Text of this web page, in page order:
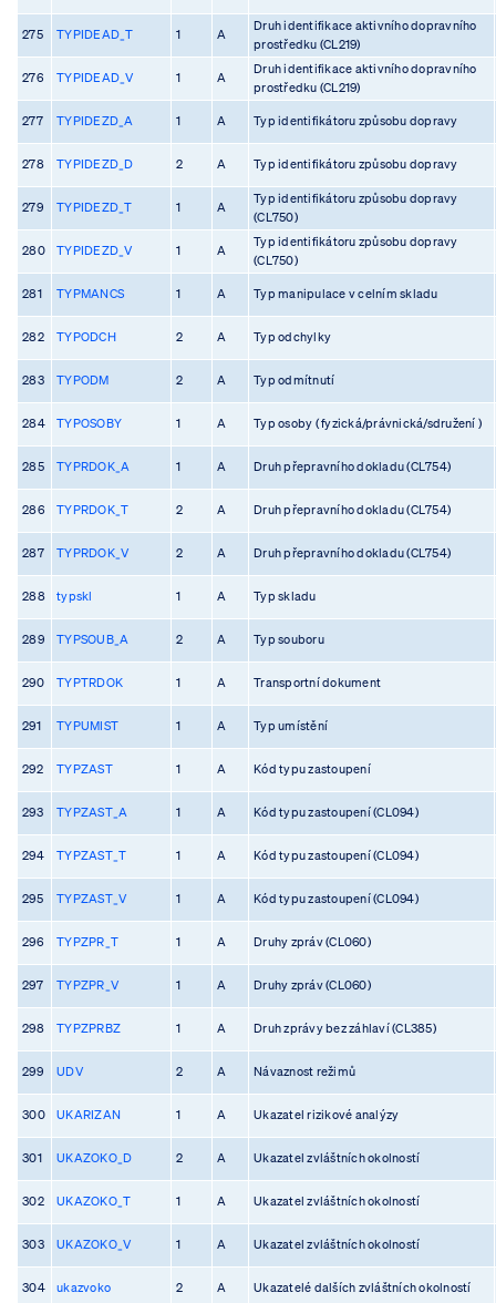
275 TYPIDEAD_T 1 A
Druh identifikace aktivního dopravního
prostředku (CL219)
276 TYPIDEAD_V 1 A
Druh identifikace aktivního dopravního
prostředku (CL219)
277 TYPIDEZD_A 1 A Typ identifikátoru způsobu dopravy
278 TYPIDEZD_D 2 A Typ identifikátoru způsobu dopravy
279 TYPIDEZD_T 1 A
Typ identifikátoru způsobu dopravy
(CL750)
280 TYPIDEZD_V 1 A
Typ identifikátoru způsobu dopravy
(CL750)
281 TYPMANCS 1 A Typ manipulace v celním skladu
282 TYPODCH 2 A Typ odchylky
283 TYPODM 2 A Typ odmítnutí
284 TYPOSOBY 1 A Typ osoby ( fyzická/právnická/sdružení )
285 TYPRDOK_A 1 A Druh přepravního dokladu (CL754)
286 TYPRDOK_T 2 A Druh přepravního dokladu (CL754)
287 TYPRDOK_V 2 A Druh přepravního dokladu (CL754)
288 typskl 1 A Typ skladu
289 TYPSOUB_A 2 A Typ souboru
290 TYPTRDOK 1 A Transportní dokument
291 TYPUMIST 1 A Typ umístění
292 TYPZAST 1 A Kód typu zastoupení
293 TYPZAST_A 1 A Kód typu zastoupení (CL094)
294 TYPZAST_T 1 A Kód typu zastoupení (CL094)
295 TYPZAST_V 1 A Kód typu zastoupení (CL094)
296 TYPZPR_T 1 A Druhy zpráv (CL060)
297 TYPZPR_V 1 A Druhy zpráv (CL060)
298 TYPZPRBZ 1 A Druh zprávy bez záhlaví (CL385)
299 UDV 2 A Návaznost režimů
300 UKARIZAN 1 A Ukazatel rizikové analýzy
301 UKAZOKO_D 2 A Ukazatel zvláštních okolností
302 UKAZOKO_T 1 A Ukazatel zvláštních okolností
303 UKAZOKO_V 1 A Ukazatel zvláštních okolností
304 ukazvoko 2 A Ukazatelé dalších zvláštních okolností